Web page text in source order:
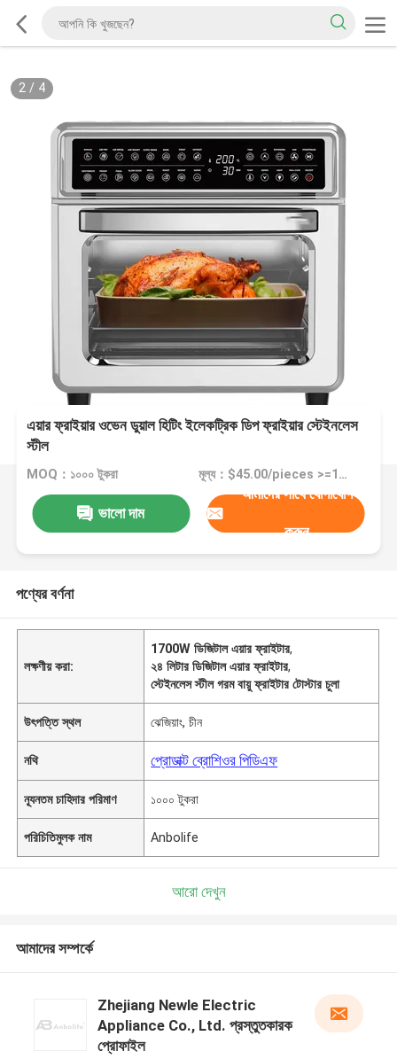
2/ 4
এয়ার ফ্রাইয়ার ওভেন ডুয়াল হিটিং ইলেকট্রিক ডিপ ফ্রাইয়ার স্টেইনলেস
স্টীল
MOQ：১০০০ টুকরা মূল্য：$45.00/pieces >=1000 pieces
ভালো দাম
আমাদের সাথে যোগাযোগ
করুন
পণ্যের বর্ণনা
লক্ষণীয় করা:
1700W ডিজিটাল এয়ার ফ্রাইটার,
২৪ লিটার ডিজিটাল এয়ার ফ্রাইটার,
স্টেইনলেস স্টীল গরম বায়ু ফ্রাইটার টোস্টার চুলা
উৎপত্তি স্থল ঝেজিয়াং, চীন
নথি প্রোডাক্ট ব্রোশিওর পিডিএফ
ন্যূনতম চাহিদার পরিমাণ ১০০০ টুকরা
পরিচিতিমুলক নাম Anbolife
আরো দেখুন
আমাদের সম্পর্কে
Zhejiang Newle Electric
Appliance Co., Ltd. প্রস্তুতকারক
প্রোফাইল